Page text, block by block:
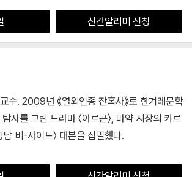
신간알리미 신청
수. 2009년 《열외인종 잔혹사》로 한겨레문학
사를 그린 드라마 〈아르곤〉, 마약 시장의 카르
남 비-사이드〉 대본을 집필했다.